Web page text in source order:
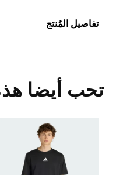
تفاصيل المُنتج
تحب أيضا